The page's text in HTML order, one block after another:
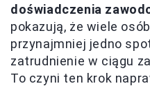
doświadczenia
pokazują, że wiele
przynajmniej jedno
zatrudnienie w ciągu
To czyni ten krok